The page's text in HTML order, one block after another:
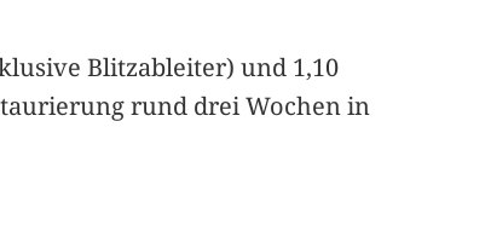
Blitzableiter) und 1,10
rund drei Wochen in